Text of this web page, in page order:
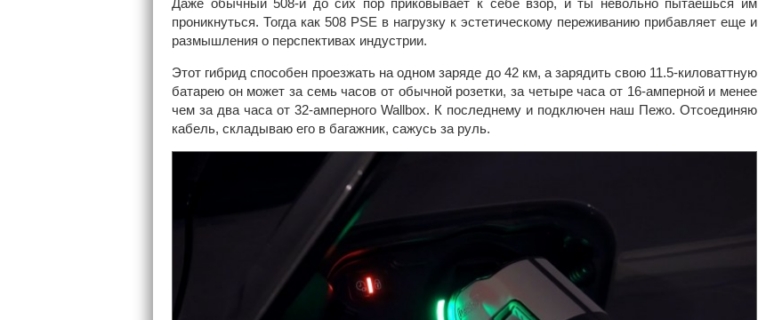
проникнуться. Тогда как 508 PSE в нагрузку к эстетическому переживанию прибавляет еще и
размышления о перспективах индустрии.
Этот гибрид способен проезжать на одном заряде до 42 км, а зарядить свою 11.5-киловаттную
батарею он может за семь часов от обычной розетки, за четыре часа от 16-амперной и менее
чем за два часа от 32-амперного Wallbox. К последнему и подключен наш Пежо. Отсоединяю
кабель, складываю его в багажник, сажусь за руль.